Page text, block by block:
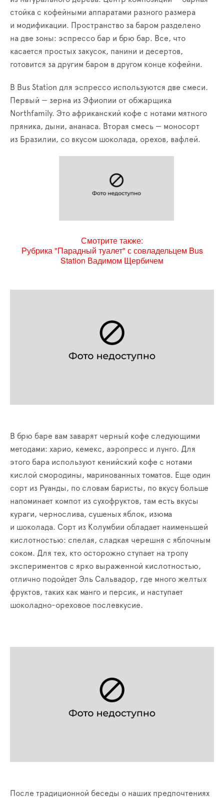
стойка с кофейными аппаратами разного размера
и модификации. Пространство за баром разделено
на две зоны: эспрессо бар и брю бар. Все, что
касается простых закусок, панини и десертов,
готовится за другим баром в другом конце кофейни.
В Bus Station для эспрессо используются две смеси.
Первый — зерна из Эфиопии от обжарщика
Northfamily. Это африканский кофе с нотами мятного
пряника, дыни, ананаса. Вторая смесь — моносорт
из Бразилии, со вкусом шоколада, орехов, вафлей.
Смотрите также:
Рубрика "Парадный туалет" с совладельцем Bus
Station Вадимом Щербичем
В брю баре вам заварят черный кофе следующими
методами: харио, кемекс, аэропресс и лунго. Для
этого бара используют кенийский кофе с нотами
кислой смородины, маринованных томатов. Еще один
сорт из Руанды, по словам баристы, по вкусу больше
напоминает компот из сухофруктов, там есть вкусы
кураги, чернослива, сушеных яблок, изюма
и шоколада. Сорт из Колумбии обладает наименьшей
кислотностью: спелая, сладкая черешня с яблочным
соком. Для тех, кто осторожно ступает на тропу
экспериментов с ярко выраженной кислотностью,
отлично подойдет Эль Сальвадор, где много желтых
фруктов, таких как манго и персик, и наступает
шоколадно-ореховое послевкусие.
После традиционной беседы о наших предпочтениях